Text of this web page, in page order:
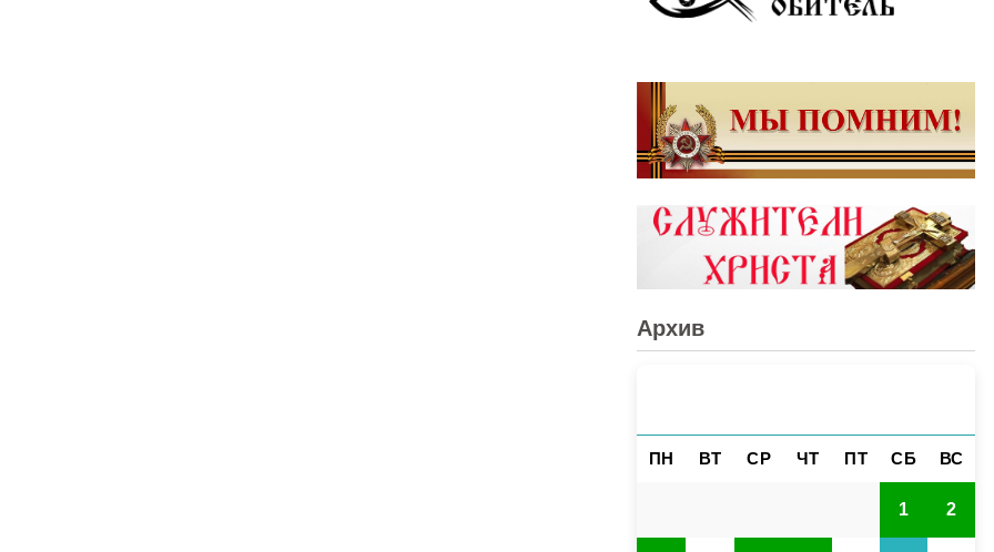
Архив
ПН ВТ СР ЧТ ПТ СБ ВС
1 2